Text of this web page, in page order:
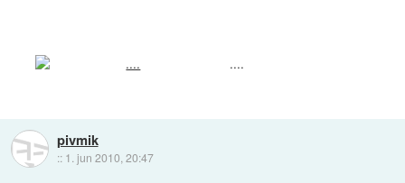
....
pivmik
:: 1. jun 2010, 20:47